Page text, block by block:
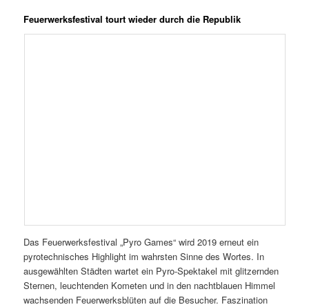
Feuerwerksfestival tourt wieder durch die Republik
Das Feuerwerksfestival „Pyro Games“ wird 2019 erneut ein
pyrotechnisches Highlight im wahrsten Sinne des Wortes. In
ausgewählten Städten wartet ein Pyro-Spektakel mit glitzernden
Sternen, leuchtenden Kometen und in den nachtblauen Himmel
wachsenden Feuerwerksblüten auf die Besucher. Faszination